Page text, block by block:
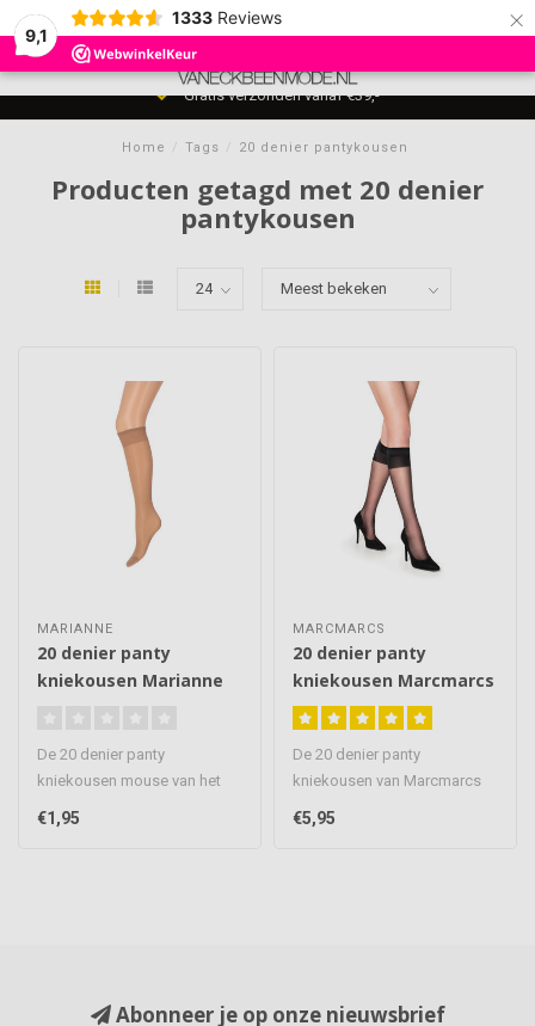
9,1
1333 Reviews ×
MENU
0
Gratis verzonden vanaf €39,-
Home / Tags / 20 denier pantykousen
Producten getagd met 20 denier
pantykousen
MARIANNE
20 denier panty
kniekousen Marianne
De 20 denier panty
kniekousen mouse van het
merk Marianne zijn mooie
kousjes die..
€1,95
MARCMARCS
20 denier panty
kniekousen Marcmarcs
De 20 denier panty
kniekousen van Marcmarcs
zijn voorzien van een
comfortabele b..
€5,95
Abonneer je op onze nieuwsbrief